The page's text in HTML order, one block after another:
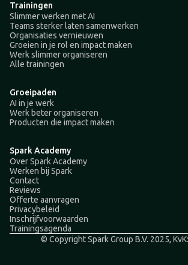
Trainingen
Slimmer werken met AI
Teams sterker laten samenwerken
Organisaties vernieuwen
Groeien in je rol en impact maken
Werk slimmer organiseren
Alle trainingen
Groeipaden
AI in je werk
Werk beter organiseren
Producten die impact maken
Spark Academy
Over Spark Academy
Werken bij Spark
Contact
Reviews
Offerte aanvragen
Privacybeleid
Inschrijfvoorwaarden
Trainingsagenda
© Copyright Spark Group B.V. 2025,